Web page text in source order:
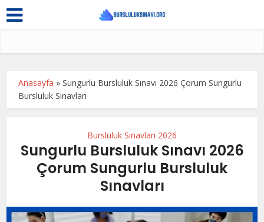
Anasayfa »Sungurlu Bursluluk Sınavı 2026 Çorum Sungurlu
Bursluluk Sınavları
Bursluluk Sınavları 2026
Sungurlu Bursluluk Sınavı 2026
Çorum Sungurlu Bursluluk
Sınavları